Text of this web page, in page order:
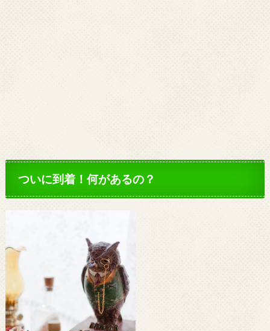
ついに到着！何があるの？